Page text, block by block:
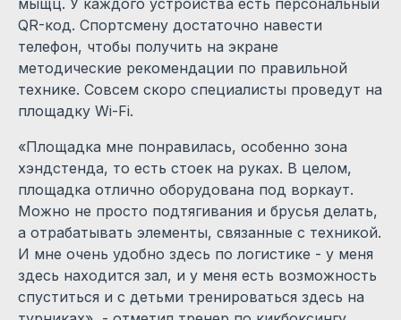
QR-код. Спортсмену достаточно навести
телефон, чтобы получить на экране
методические рекомендации по правильной
технике. Совсем скоро специалисты проведут на
площадку Wi-Fi.
«Площадка мне понравилась, особенно зона
хэндстенда, то есть стоек на руках. В целом,
площадка отлично оборудована под воркаут.
Можно не просто подтягивания и брусья делать,
а отрабатывать элементы, связанные с техникой.
И мне очень удобно здесь по логистике - у меня
здесь находится зал, и у меня есть возможность
спуститься и с детьми тренироваться здесь на